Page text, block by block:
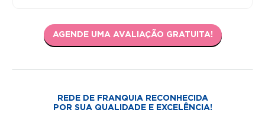
AGENDE UMA AVALIAÇÃO GRATUITA!
REDE DE FRANQUIA RECONHECIDA
POR SUA QUALIDADE E EXCELÊNCIA!